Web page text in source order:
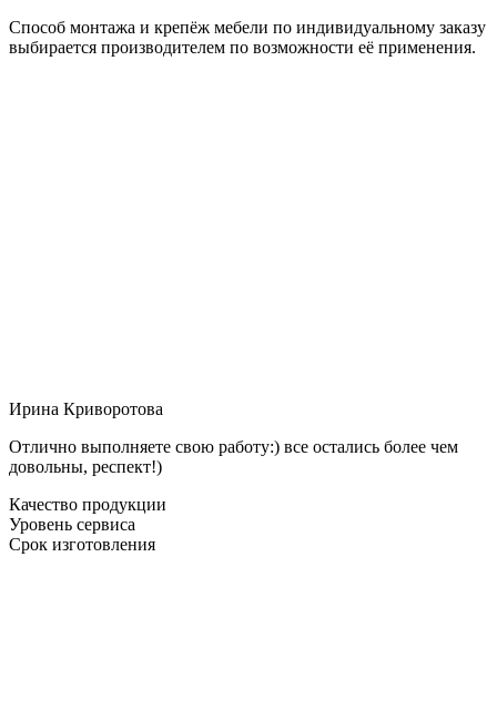
Способ монтажа и крепёж мебели по индивидуальному заказу
выбирается производителем по возможности её применения.
Ирина Криворотова
Отлично выполняете свою работу:) все остались более чем
довольны, респект!)
Качество продукции
Уровень сервиса
Срок изготовления